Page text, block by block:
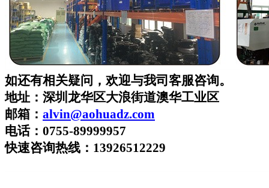
如还有相关疑问，欢迎与我司客服咨询。
地址：深圳龙华区大浪街道澳华工业区
邮箱： alvin@aohuadz.com
电话： 0755-89999957
快速咨询热线 ： 13926512229